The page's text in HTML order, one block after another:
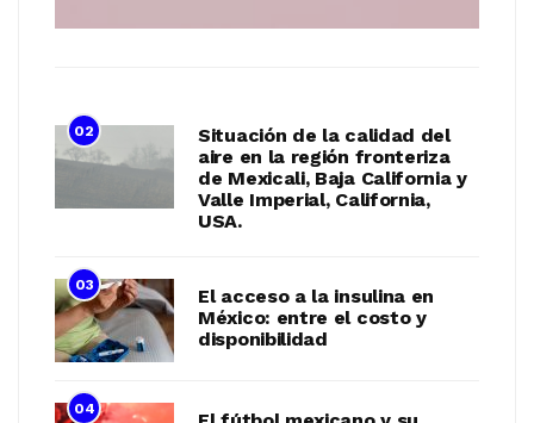
02
Situación de la calidad del
aire en la región fronteriza
de Mexicali, Baja California y
Valle Imperial, California,
USA.
03
El acceso a la insulina en
México: entre el costo y
disponibilidad
04